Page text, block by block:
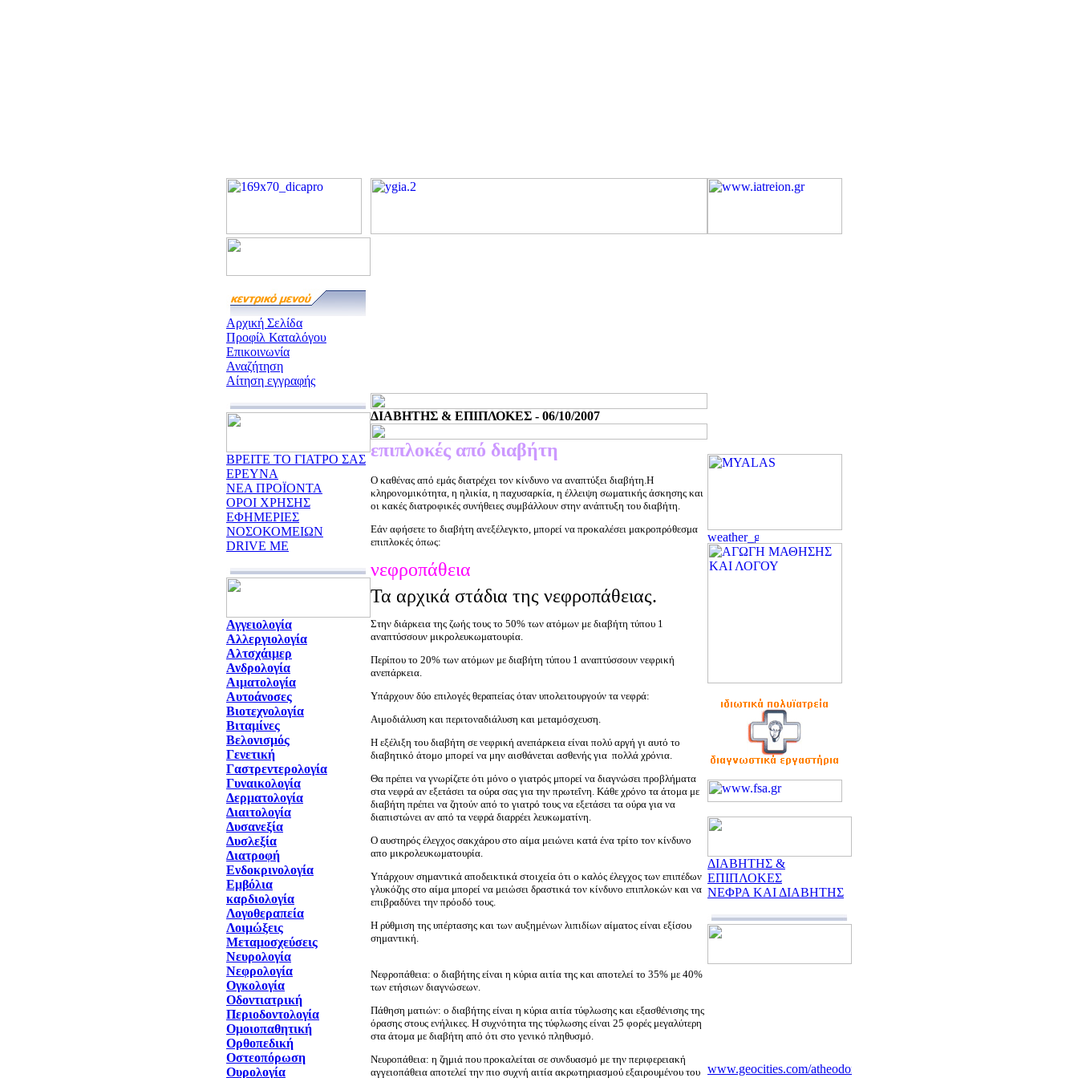
Αρχική Σελίδα
Προφίλ Καταλόγου
Επικοινωνία
Αναζήτηση
Αίτηση εγγραφής
ΒΡΕΙΤΕ ΤΟ ΓΙΑΤΡΟ ΣΑΣ
ΕΡΕΥΝΑ
ΝΕΑ ΠΡΟΪΟΝΤΑ
ΟΡΟΙ ΧΡΗΣΗΣ
ΕΦΗΜΕΡΙΕΣ
ΝΟΣΟΚΟΜΕΙΩΝ
DRIVE ME
Αγγειολογία
Αλλεργιολογία
Αλτσχάιμερ
Ανδρολογία
Αιματολογία
Αυτοάνοσες
Βιοτεχνολογία
Βιταμίνες
Βελονισμός
Γενετική
Γαστρεντερολογία
Γυναικολογία
Δερματολογία
Διαιτολογία
Δυσανεξία
Δυσλεξία
Διατροφή
Ενδοκρινολογία
Εμβόλια
καρδιολογία
Λογοθεραπεία
Λοιμώξεις
Μεταμοσχεύσεις
Νευρολογία
Νεφρολογία
Ογκολογία
Οδοντιατρική
Περιοδοντολογία
Ομοιοπαθητική
Ορθοπεδική
Οστεοπόρωση
Ουρολογία
ΔΙΑΒΗΤΗΣ & ΕΠΙΠΛΟΚΕΣ - 06/10/2007
επιπλοκές από διαβήτη
Ο καθένας από εμάς διατρέχει τον κίνδυνο να αναπτύξει διαβήτη.Η
κληρονομικότητα, η ηλικία, η παχυσαρκία, η έλλειψη σωματικής άσκησης και
οι κακές διατροφικές συνήθειες συμβάλλουν στην ανάπτυξη του διαβήτη.
Εάν αφήσετε το διαβήτη ανεξέλεγκτο, μπορεί να προκαλέσει μακροπρόθεσμα
επιπλοκές όπως:
νεφροπάθεια
Τα αρχικά στάδια της νεφροπάθειας.
Στην διάρκεια της ζωής τους το 50% των ατόμων με διαβήτη τύπου 1
αναπτύσσουν μικρολευκωματουρία.
Περίπου το 20% των ατόμων με διαβήτη τύπου 1 αναπτύσσουν νεφρική
ανεπάρκεια.
Υπάρχουν δύο επιλογές θεραπείας όταν υπολειτουργούν τα νεφρά:
Αιμοδιάλυση και περιτοναδιάλυση και μεταμόσχευση.
Η εξέλιξη του διαβήτη σε νεφρική ανεπάρκεια είναι πολύ αργή γι αυτό το
διαβητικό άτομο μπορεί να μην αισθάνεται ασθενής για πολλά χρόνια.
Θα πρέπει να γνωρίζετε ότι μόνο ο γιατρός μπορεί να διαγνώσει προβλήματα
στα νεφρά αν εξετάσει τα ούρα σας για την πρωτεΐνη. Κάθε χρόνο τα άτομα με
διαβήτη πρέπει να ζητούν από το γιατρό τους να εξετάσει τα ούρα για να
διαπιστώνει αν από τα νεφρά διαρρέει λευκωματίνη.
Ο αυστηρός έλεγχος σακχάρου στο αίμα μειώνει κατά ένα τρίτο τον κίνδυνο
απο μικρολευκωματουρία.
Υπάρχουν σημαντικά αποδεικτικά στοιχεία ότι ο καλός έλεγχος των επιπέδων
γλυκόζης στο αίμα μπορεί να μειώσει δραστικά τον κίνδυνο επιπλοκών και να
επιβραδύνει την πρόοδό τους.
Η ρύθμιση της υπέρτασης και των αυξημένων λιπιδίων αίματος είναι εξίσου
σημαντική.
Νεφροπάθεια: ο διαβήτης είναι η κύρια αιτία της και αποτελεί το 35% με 40%
των ετήσιων διαγνώσεων.
Πάθηση ματιών: ο διαβήτης είναι η κύρια αιτία τύφλωσης και εξασθένισης της
όρασης στους ενήλικες. Η συχνότητα της τύφλωσης είναι 25 φορές μεγαλύτερη
στα άτομα με διαβήτη από ότι στο γενικό πληθυσμό.
Νευροπάθεια: η ζημιά που προκαλείται σε συνδυασμό με την περιφερειακή
αγγειοπάθεια αποτελεί την πιο συχνή αιτία ακρωτηριασμού εξαιρουμένου του
ΔΙΑΒΗΤΗΣ &
ΕΠΙΠΛΟΚΕΣ
ΝΕΦΡΑ ΚΑΙ ΔΙΑΒΗΤΗΣ
www.geocities.com/atheodori/